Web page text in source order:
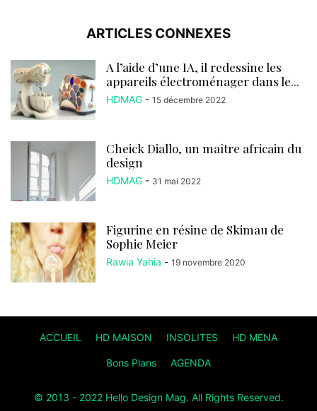
ARTICLES CONNEXES
A l’aide d’une IA, il redessine les
appareils électroménager dans le...
HDMAG - 15 décembre 2022
Cheick Diallo, un maître africain du
design
HDMAG - 31 mai 2022
Figurine en résine de Skimau de
Sophie Meier
Rawia Yahia - 19 novembre 2020
ACCUEIL HD MAISON INSOLITES HD MENA
Bons Plans AGENDA
© 2013 - 2022 Hello Design Mag. All Rights Reserved.